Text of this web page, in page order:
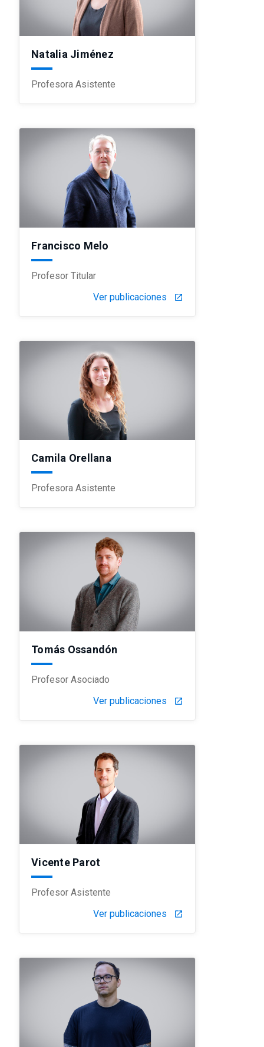
Natalia Jiménez
Profesora Asistente
Francisco Melo
Profesor Titular
Ver publicaciones
launch
Camila Orellana
Profesora Asistente
Tomás Ossandón
Profesor Asociado
Ver publicaciones
launch
Vicente Parot
Profesor Asistente
Ver publicaciones
launch